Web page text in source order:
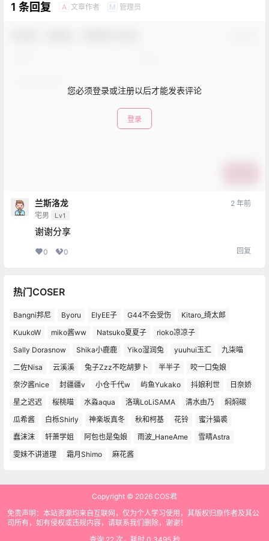
1 条回复 A 文章作者 M 管理员
您必须登录或注册以后才能发表评论
登录
兰斯洛龙
宅男 Lv1
2 年前
谢谢分享
0 0 回复
热门COSER
Bangni邦尼 Byoru ElyEE子 G44不会受伤
Kitaro_绮太郎
KuukoW
miko酱ww Natsuko夏夏子
rioko凉凉子
Sally Dorasnow
Shika小鹿鹿 Yiko湿润兔 yuuhui玉汇
九柒喵
二佐Nisa
云溪溪 兔子Zzz不吃胡萝卜 半半子
咬一口兔娘
奈汐酱nice
封疆疆v 小仓千代w 屿鱼Yukako 抖娘利世
日奈娇
星之迟迟
桜桃喵 水淼aqua 洛璃LoLiSAMA 清水由乃
焖焖碳
瓜希酱
白栎Shirly 神楽坂真冬 秋和柯基 花铃
蜜汁猫裘
蠢沫沫
轩萧学姐 阿包也是兔娘 雨波_HaneAme
雪晴Astra
雯妹不讲道理
霜月Shimo 麻花酱
Copyright © 2026 COS君
免责声明：本站资源均来自互联网，仅为个人学习使用，其版权归原作者及其公
司所有，如有侵权或违规内容，请联系我们删除，谢谢！